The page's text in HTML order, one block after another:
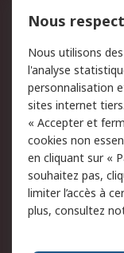
du site
Politique de
des données -
jour
Conditions
de vente
Campagnes
A propos de RS
Nous
Nous utilisons
l'analyse
personnalisation
sites internet
« Accepter et
cookies non
en cliquant sur «
souhaitez pas,
limiter l’accès à
plus, consultez